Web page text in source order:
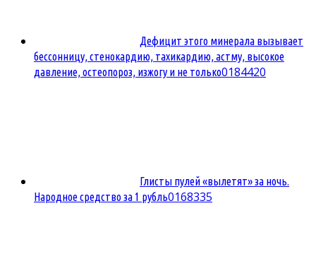
Дефицит этого минерала вызывает
бессонницу, стенокардию, тахикардию, астму, высокое
давление, остеопороз, изжогу и не только0184420
Глисты пулей «вылетят» за ночь.
Народное средство за 1 рубль0168335